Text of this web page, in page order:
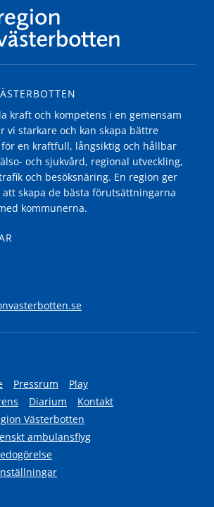
kraft och kompetens i en gemensam
vi starkare och kan skapa bättre
en kraftfull, långsiktig och hållbar
och sjukvård, regional utveckling,
och besöksnäring. En region ger
skapa de bästa förutsättningarna
kommunerna.
Pressrum
Play
Diarium
Kontakt
Västerbotten
ambulansflyg